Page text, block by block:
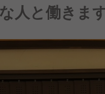
人と働きま